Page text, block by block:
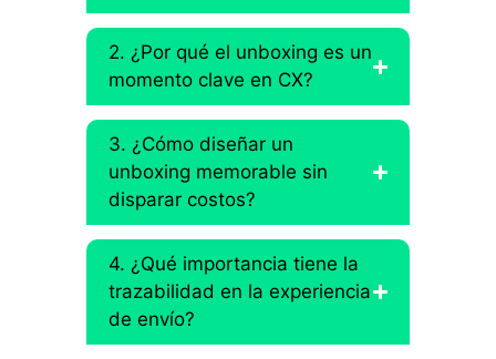
2. ¿Por qué el unboxing es un
momento clave en CX?
3. ¿Cómo diseñar un
unboxing memorable sin
disparar costos?
4. ¿Qué importancia tiene la
trazabilidad en la experiencia
de envío?